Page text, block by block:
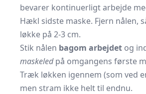
bevarer kontinuerligt arbejde
Hækl sidste maske. Fjern nålen,
løkke på 2-3 cm.
Stik nålen bagom arbejdet og
maskeledpå omgangens første
Træk løkken igennem (som ved
men stram ikke helt til endnu.